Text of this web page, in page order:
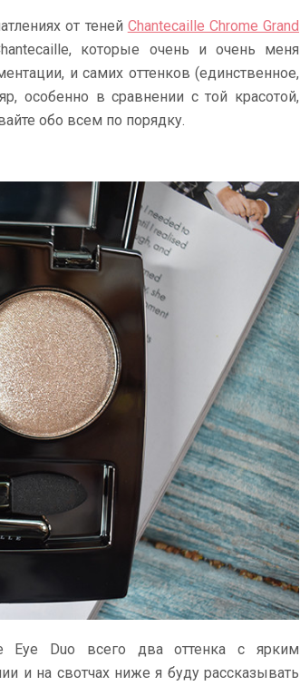
от теней Chantecaille Chrome Grand
которые очень и очень меня
и самих оттенков (единственное,
особенно в сравнении с той красотой,
обо всем по порядку.
Eye Duo всего два оттенка с ярким
и на свотчах ниже я буду рассказывать